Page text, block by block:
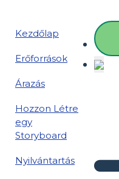
Kezdőlap
Erőforrások
Árazás
Hozzon Létre
egy
Storyboard
Nyilvántartás